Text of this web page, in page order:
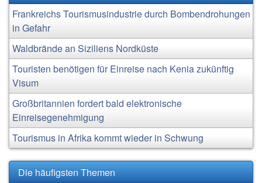
Frankreichs Tourismusindustrie durch Bombendrohungen
in Gefahr
Waldbrände an Siziliens Nordküste
Touristen benötigen für Einreise nach Kenia zukünftig
Visum
Großbritannien fordert bald elektronische
Einreisegenehmigung
Tourismus in Afrika kommt wieder in Schwung
Die häufigsten Themen